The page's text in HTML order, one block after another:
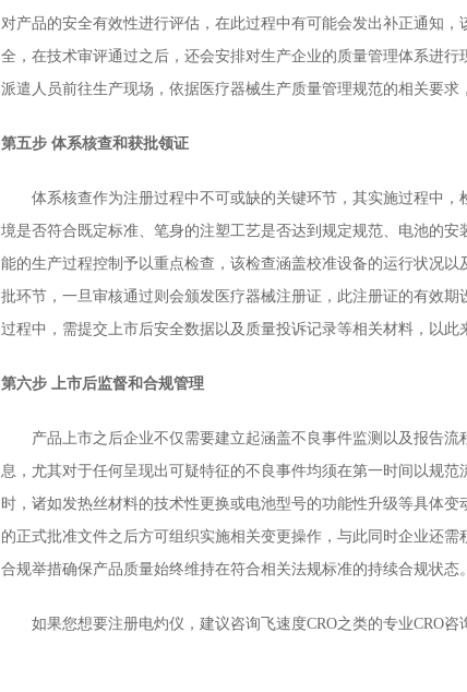
对产品的安全有效性进行评估，在此过程中有可能会发出补正通知
全，在技术审评通过之后，还会安排对生产企业的质量管理体系进
派遣人员前往生产现场，依据医疗器械生产质量管理规范的相关要
第五步 体系核查和获批领证
体系核查作为注册过程中不可或缺的关键环节，其实施过程中，
境是否符合既定标准、笔身的注塑工艺是否达到规定规范、电池的
能的生产过程控制予以重点检查，该检查涵盖校准设备的运行状况
批环节，一旦审核通过则会颁发医疗器械注册证，此注册证的有效
过程中，需提交上市后安全数据以及质量投诉记录等相关材料，以此
第六步 上市后监督和合规管理
产品上市之后企业不仅需要建立起涵盖不良事件监测以及报告流
息，尤其对于任何呈现出可疑特征的不良事件均须在第一时间以规
时，诸如发热丝材料的技术性更换或电池型号的功能性升级等具体
的正式批准文件之后方可组织实施相关变更操作，与此同时企业还
合规举措确保产品质量始终维持在符合相关法规标准的持续合规状态。
如果您想要注册电灼仪，建议咨询飞速度CRO之类的专业CRO咨